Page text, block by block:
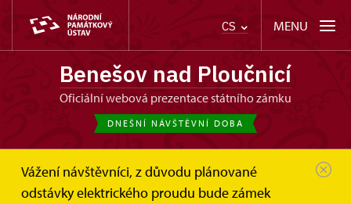
CS MENU
Benešov nad Ploučnicí
oficiální webová prezentace státního zámku
DNEŠNÍ NÁVŠTĚVNÍ DOBA
Vážení návštěvníci, z důvodu plánované
odstávky elektrického proudu bude zámek
Benešov nad Ploučnicí Pro média